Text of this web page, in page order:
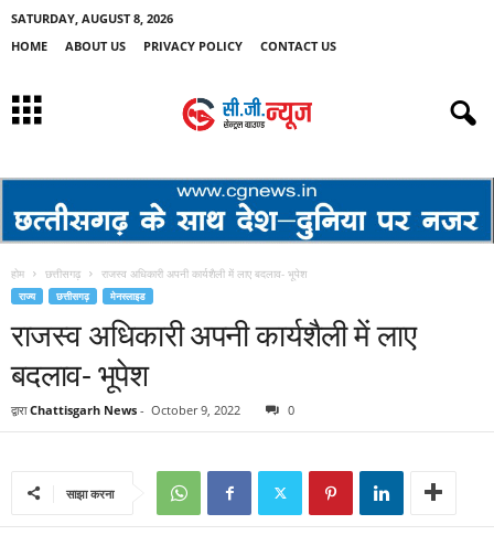
SATURDAY, AUGUST 8, 2026
HOME
ABOUT US PRIVACY POLICY CONTACT US
होम छत्तीसगढ़ राजस्व अधिकारी अपनी कार्यशैली में लाए बदलाव- भूपेश
राज्य छत्तीसगढ़ मेनस्लाइड
राजस्व अधिकारी अपनी कार्यशैली में लाए
बदलाव- भूपेश
द्वारा Chattisgarh News - October 9, 2022 0
साझा करना